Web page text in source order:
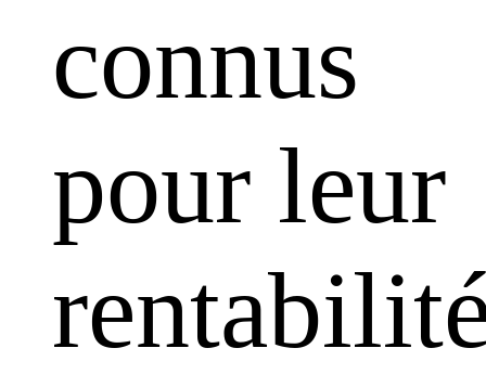
connus
pour leur